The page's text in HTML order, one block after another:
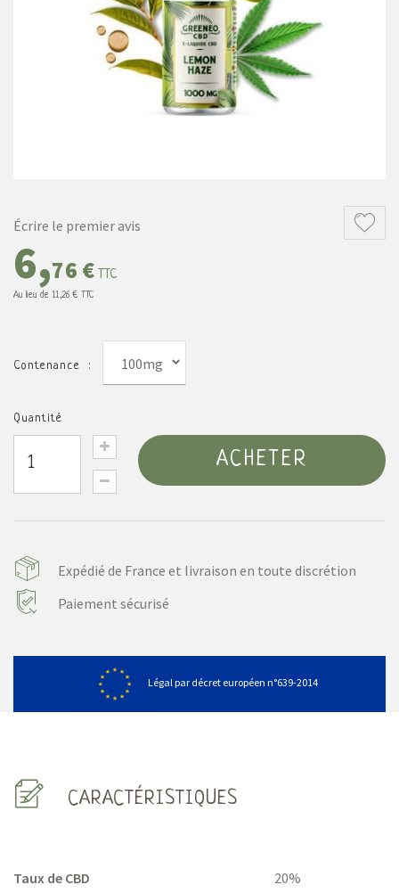
Écrire le premier avis
6,76 € TTC
Au lieu de11,26 € TTC
Contenance : 100mg
Quantité
ACHETER
Expédié de France et livraison en toute discrétion
Paiement sécurisé
Légal par décret européen n°639-2014
CARACTÉRISTIQUES
Taux de CBD 20%